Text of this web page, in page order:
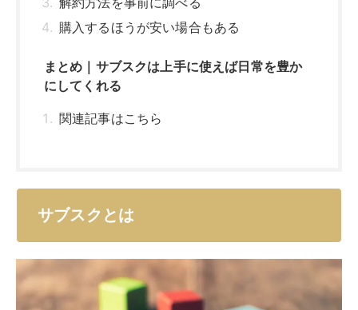
サブスクという言葉はサブスクリプション
（subscription）の略称で、日本語に直訳すると「定期